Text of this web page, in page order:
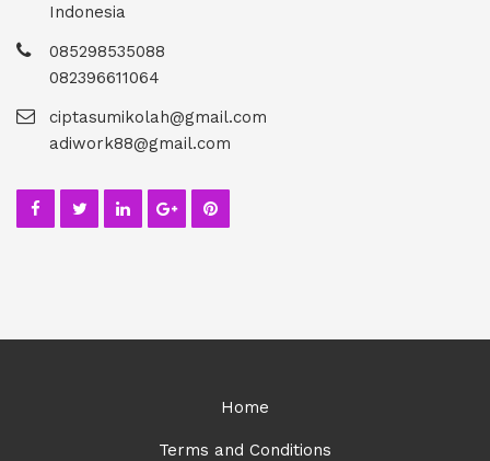
Indonesia
085298535088
082396611064
ciptasumikolah@gmail.com
adiwork88@gmail.com
Home
Terms and Conditions